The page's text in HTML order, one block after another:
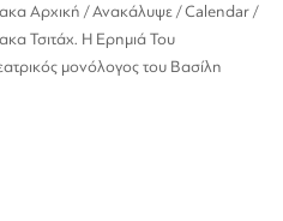
Αρχική / Ανακάλυψε / Calendar /
Τσιτάχ. Η Ερημιά Του
μονόλογος του Βασίλη